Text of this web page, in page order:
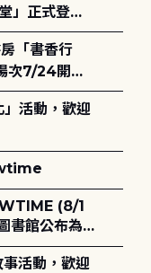
」正式登
次7/24開始
(8/1
書館公布為
事活動，歡迎